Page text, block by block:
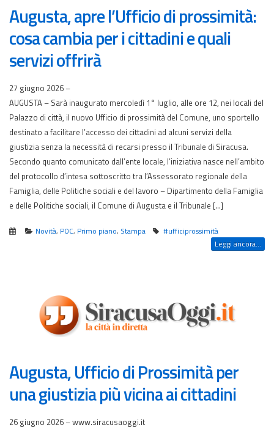
Augusta, apre l’Ufficio di prossimità:
cosa cambia per i cittadini e quali
servizi offrirà
27 giugno 2026 –
AUGUSTA – Sarà inaugurato mercoledì 1° luglio, alle ore 12, nei locali del
Palazzo di città, il nuovo Ufficio di prossimità del Comune, uno sportello
destinato a facilitare l’accesso dei cittadini ad alcuni servizi della
giustizia senza la necessità di recarsi presso il Tribunale di Siracusa.
Secondo quanto comunicato dall’ente locale, l’iniziativa nasce nell’ambito
del protocollo d’intesa sottoscritto tra l’Assessorato regionale della
Famiglia, delle Politiche sociali e del lavoro – Dipartimento della Famiglia
e delle Politiche sociali, il Comune di Augusta e il Tribunale […]
Novità, POC, Primo piano, Stampa #ufficiprossimità
Leggi ancora...
Augusta, Ufficio di Prossimità per
una giustizia più vicina ai cittadini
26 giugno 2026 – www.siracusaoggi.it